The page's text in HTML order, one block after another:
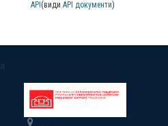
API (види API документи)
a